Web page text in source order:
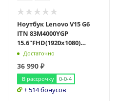
Ноутбук Lenovo V15 G6
ITN 83M4000YGP
15.6"FHD(1920x1080)
TN/Intel N100
UHD Gr
Достаточно
36 990 ₽
В рассрочку 0-0-4
+ 514 бонусов